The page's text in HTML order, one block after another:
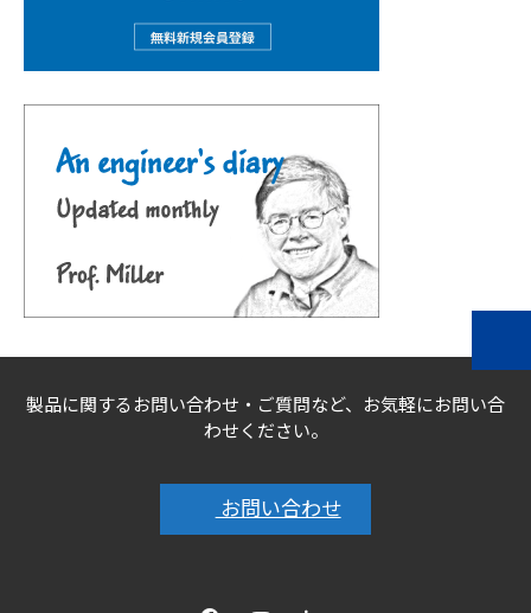
製品に関するお問い合わせ・ご質問など、お気軽にお問い合
わせください。
お問い合わせ